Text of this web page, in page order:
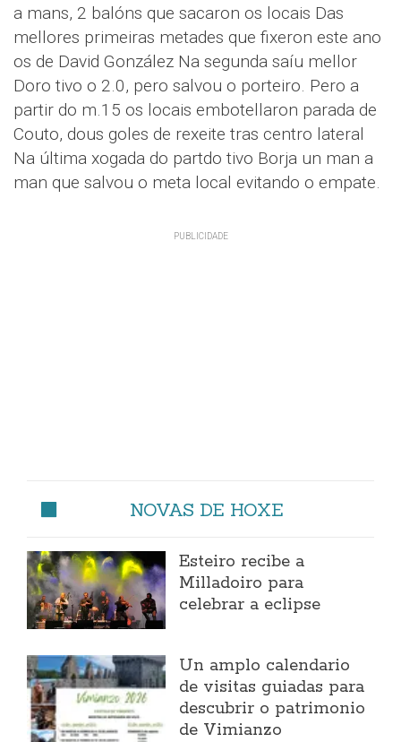
a mans, 2 balóns que sacaron os locais Das
mellores primeiras metades que fixeron este ano
os de David González Na segunda saíu mellor
Doro tivo o 2.0, pero salvou o porteiro. Pero a
partir do m.15 os locais embotellaron parada de
Couto, dous goles de rexeite tras centro lateral
Na última xogada do partdo tivo Borja un man a
man que salvou o meta local evitando o empate.
NOVAS DE HOXE
Esteiro recibe a
Milladoiro para
celebrar a eclipse
Un amplo calendario
de visitas guiadas para
descubrir o patrimonio
de Vimianzo